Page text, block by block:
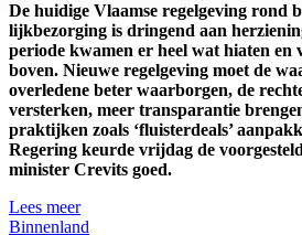
De huidige Vlaamse regelgeving rond
lijkbezorging is dringend aan
periode kwamen er heel wat hiaten en
boven. Nieuwe regelgeving moet de
overledene beter waarborgen, de
versterken, meer transparantie
praktijken zoals ‘fluisterdeals’
Regering keurde vrijdag de
minister Crevits goed.
Lees meer
Binnenland